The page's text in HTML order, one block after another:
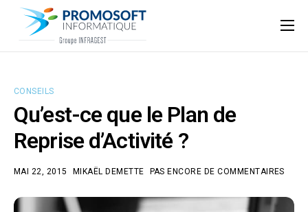
Qui sommes-nous ?
Nos ressources
Support
CONSEILS
Qu’est-ce que le Plan de
Reprise d’Activité ?
MAI 22, 2015 MIKAËL DEMETTE PAS ENCORE DE COMMENTAIRES